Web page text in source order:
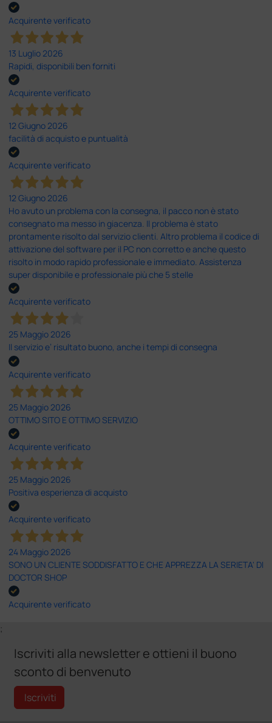
Acquirente verificato
13 Luglio 2026
Rapidi, disponibili ben forniti
Acquirente verificato
12 Giugno 2026
facilità di acquisto e puntualità
Acquirente verificato
12 Giugno 2026
Ho avuto un problema con la consegna, il pacco non è stato
consegnato ma messo in giacenza. Il problema è stato
prontamente risolto dal servizio clienti. Altro problema il codice di
attivazione del software per il PC non corretto e anche questo
risolto in modo rapido professionale e immediato. Assistenza
super disponibile e professionale più che 5 stelle
Acquirente verificato
25 Maggio 2026
Il servizio e’ risultato buono, anche i tempi di consegna
Acquirente verificato
25 Maggio 2026
OTTIMO SITO E OTTIMO SERVIZIO
Acquirente verificato
25 Maggio 2026
Positiva esperienza di acquisto
Acquirente verificato
24 Maggio 2026
SONO UN CLIENTE SODDISFATTO E CHE APPREZZA LA SERIETA' DI
DOCTOR SHOP
Acquirente verificato
;
Iscriviti alla newsletter e ottieni il buono
sconto di benvenuto
Iscriviti